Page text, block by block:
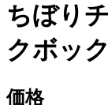
ちぼり
クボッ
価格